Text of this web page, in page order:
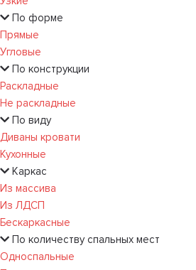
По форме
Прямые
Угловые
По конструкции
Раскладные
Не раскладные
По виду
Диваны кровати
Кухонные
Каркас
Из массива
Из ЛДСП
Бескаркасные
По количеству спальных мест
Односпальные